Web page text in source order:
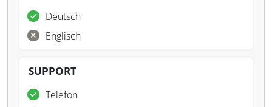
Deutsch
Englisch
SUPPORT
Telefon